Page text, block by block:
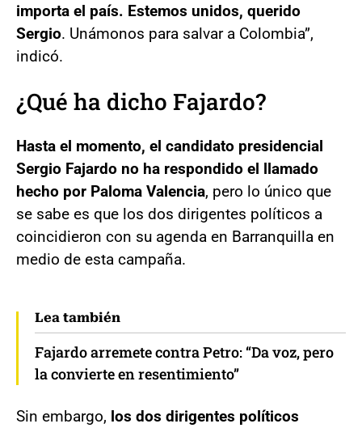
importa el país. Estemos unidos, querido
Sergio. Unámonos para salvar a Colombia”,
indicó.
¿Qué ha dicho Fajardo?
Hasta el momento, el candidato presidencial
Sergio Fajardo no ha respondido el llamado
hecho por Paloma Valencia, pero lo único que
se sabe es que los dos dirigentes políticos a
coincidieron con su agenda en Barranquilla en
medio de esta campaña.
Lea también
Fajardo arremete contra Petro: “Da voz, pero
la convierte en resentimiento”
Sin embargo, los dos dirigentes políticos